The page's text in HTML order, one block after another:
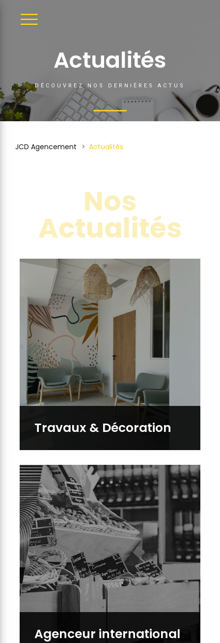
DÉPLIER
LA
Actualités
DÉCOUVREZ NOS DERNIÈRES ACTUS
JCD Agencement > Actualités
Nos
Actualités
Travaux & Décoration
Agenceur international